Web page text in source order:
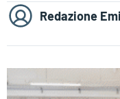
Redazione